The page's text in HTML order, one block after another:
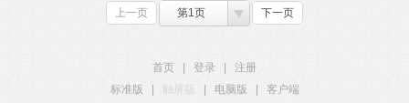
上一页 第1页 下一页
首页 登录
注册
标准版
触屏版 电脑版 客户端